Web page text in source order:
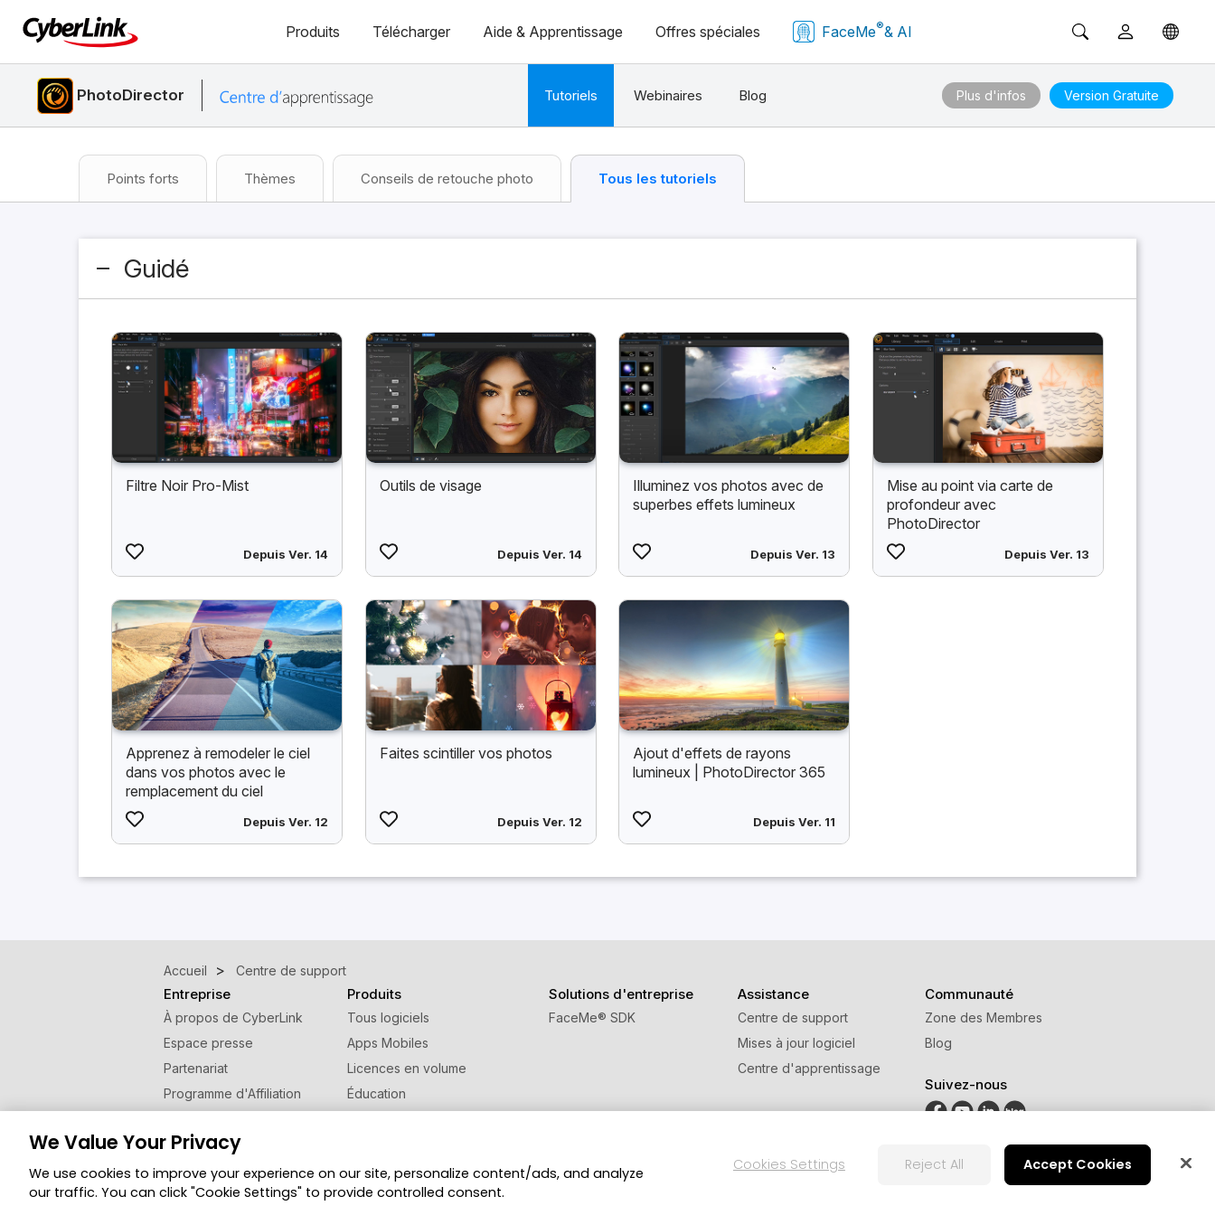
Produits Télécharger Aide & Apprentissage Offres spéciales FaceMe®& AI
PhotoDirector Tutoriels Webinaires Blog Plus d'infos Version Gratuite
Points forts Thèmes Conseils de retouche photo Tous les tutoriels
Guidé
Filtre Noir Pro-Mist
Depuis Ver. 14
Outils de visage
Depuis Ver. 14
Illuminez vos photos avec de
superbes effets lumineux
Depuis Ver. 13
Mise au point via carte de
profondeur avec
PhotoDirector
Depuis Ver. 13
Apprenez à remodeler le ciel
dans vos photos avec le
remplacement du ciel
Depuis Ver. 12
Faites scintiller vos photos
Depuis Ver. 12
Ajout d'effets de rayons
lumineux | PhotoDirector 365
Depuis Ver. 11
Accueil Centre de support
Entreprise
À propos de CyberLink
Espace presse
Partenariat
Programme d'Affiliation
Produits
Tous logiciels
Apps Mobiles
Licences en volume
Éducation
Solutions d'entreprise
FaceMe® SDK
Assistance
Centre de support
Mises à jour logiciel
Centre d'apprentissage
Communauté
Zone des Membres
Blog
Suivez-nous
© Copyright 2026 Groupe CyberLink. Tous droits réservés. Politique de confidentialité
We Value Your Privacy
We use cookies to improve your experience on our site, personalize content/ads, and analyze
our traffic. You can click "Cookie Settings" to provide controlled consent.
Cookies Settings Reject All Accept Cookies